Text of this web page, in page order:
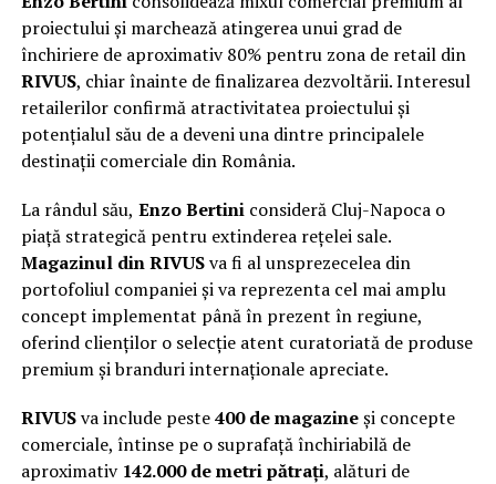
proiectului și marchează atingerea unui grad de
închiriere de aproximativ 80% pentru zona de retail din
RIVUS, chiar înainte de finalizarea dezvoltării. Interesul
retailerilor confirmă atractivitatea proiectului și
potențialul său de a deveni una dintre principalele
destinații comerciale din România.
La rândul său, Enzo Bertiniconsideră Cluj-Napoca o
piață strategică pentru extinderea rețelei sale.
Magazinul din RIVUSva fi al unsprezecelea din
portofoliul companiei și va reprezenta cel mai amplu
concept implementat până în prezent în regiune,
oferind clienților o selecție atent curatoriată de produse
premium și branduri internaționale apreciate.
RIVUSva include peste400 de magazineși concepte
comerciale, întinse pe o suprafață închiriabilă de
aproximativ 142.000 de metri pătrați, alături de